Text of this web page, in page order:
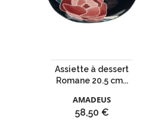
Assiette à dessert
Romane 20.5 cm...
AMADEUS
Prix
58,50 €